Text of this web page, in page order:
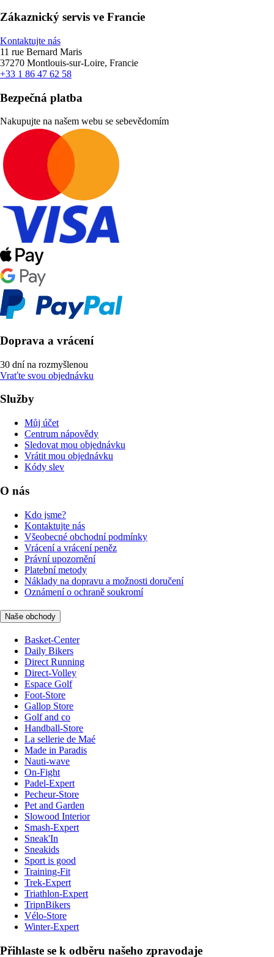
Zákaznický servis ve Francie
Kontaktujte nás
11 rue Bernard Maris
37270 Montlouis-sur-Loire, Francie
+33 1 86 47 62 58
Bezpečná platba
Nakupujte na našem webu se sebevědomím
Doprava a vrácení
30 dní na rozmyšlenou
Vraťte svou objednávku
Služby
Můj účet
Centrum nápovědy
Sledovat mou objednávku
Vrátit mou objednávku
Kódy slev
O nás
Kdo jsme?
Kontaktujte nás
Všeobecné obchodní podmínky
Vrácení a vrácení peněz
Právní upozornění
Platební metody
Náklady na dopravu a možnosti doručení
Oznámení o ochraně soukromí
Naše obchody
Basket-Center
Daily Bikers
Direct Running
Direct-Volley
Espace Golf
Foot-Store
Gallop Store
Golf and co
Handball-Store
La sellerie de Maé
Made in Paradis
Nauti-wave
On-Fight
Padel-Expert
Pecheur-Store
Pet and Garden
Slowood Interior
Smash-Expert
Sneak'In
Sneakids
Sport is good
Training-Fit
Trek-Expert
Triathlon-Expert
TripnBikers
Vélo-Store
Winter-Expert
Přihlaste se k odběru našeho zpravodaje